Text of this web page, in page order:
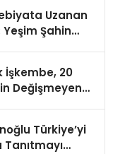
Uzanan
Şahin
İşkembe, 20
Değişmeyen
Türkiye’yi